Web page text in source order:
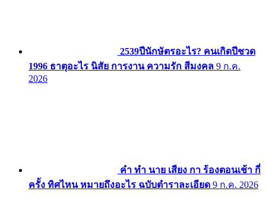
2539ปีนักษัตรอะไร? คนเกิดปีชวด
1996 ธาตุอะไร นิสัย การงาน ความรัก สีมงคล 9 ก.ค.
2026
คํา ทํา นาย เสียง กา ร้องตอนเช้า กี่
ครั้ง ทิศไหน หมายถึงอะไร ฉบับตำราละเอียด 9 ก.ค. 2026